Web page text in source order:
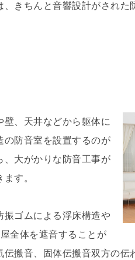
きちんと音響設計がされた
、天井などから躯体に
の防音室を設置するのが
、大がかりな防音工事が
す。
振ゴムによる浮床構造や
全体を遮音することが
搬音、固体伝搬音双方の伝